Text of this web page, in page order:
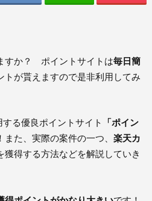
すか？ ポイントサイトは毎日簡
トが貰えますので是非利用してみ
る優良ポイントサイト
「ポイン
また、実際の案件の一つ、 楽天カ
獲得する方法などを解説していき